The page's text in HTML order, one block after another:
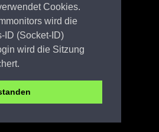
Cookies.
wird die
ID (Socket-ID)
wird die Sitzung